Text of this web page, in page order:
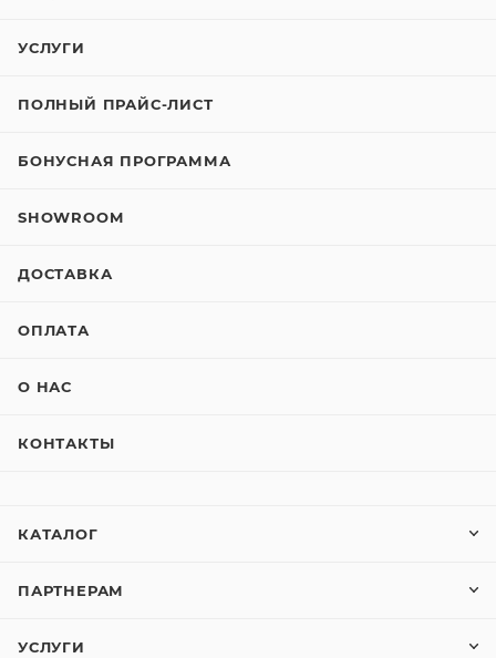
УСЛУГИ
ПОЛНЫЙ ПРАЙС-ЛИСТ
БОНУСНАЯ ПРОГРАММА
SHOWROOM
ДОСТАВКА
ОПЛАТА
О НАС
КОНТАКТЫ
КАТАЛОГ
ПАРТНЕРАМ
УСЛУГИ